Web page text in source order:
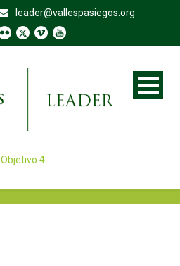
leader@vallespasiegos.org
Objetivo 4